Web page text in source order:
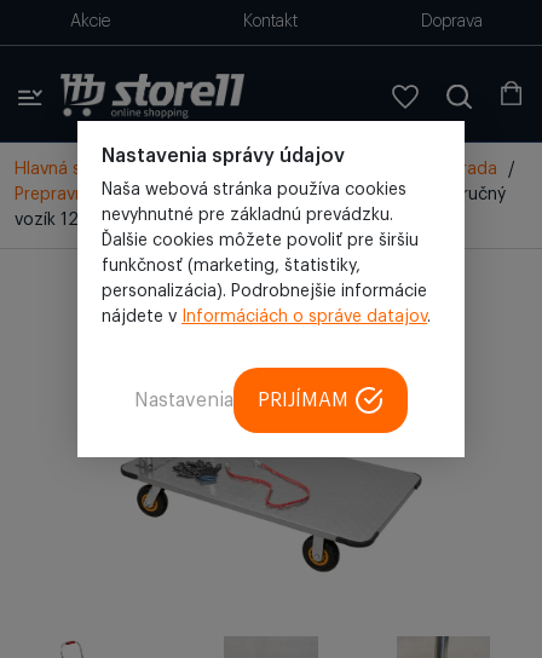
Akcie Kontakt Doprava
Hlavná stránka Všetky produkty Domácnosť a záhrada
/
Prepravný vozík, ručný vozík
/
Oceľový skladový vozík, ručný
vozík 125x75 cm, nosnosť 1200 kg (SP-125x75)
Nastavenia správy údajov
Naša webová stránka používa cookies
nevyhnutné pre základnú prevádzku.
Ďalšie cookies môžete povoliť pre širšiu
funkčnosť (marketing, štatistiky,
personalizácia). Podrobnejšie informácie
nájdete v Informáciách o správe datajov.
Nastavenia PRIJÍMAM